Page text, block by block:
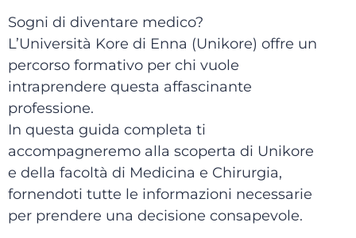
Sogni di diventare medico?
L’Università Kore di Enna (Unikore) offre un
percorso formativo per chi vuole
intraprendere questa affascinante
professione.
In questa guida completa ti
accompagneremo alla scoperta di Unikore
e della facoltà di Medicina e Chirurgia,
fornendoti tutte le informazioni necessarie
per prendere una decisione consapevole.